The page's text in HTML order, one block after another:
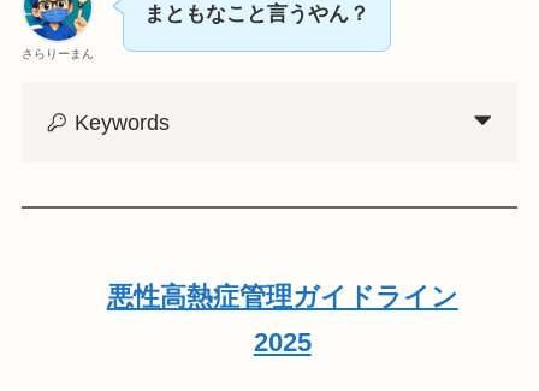
さらりーまん
まともなこと言うやん？
Keywords
悪性高熱症管理ガイドライン
2025